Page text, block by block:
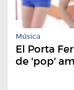
Música
El Porta
de 'pop'